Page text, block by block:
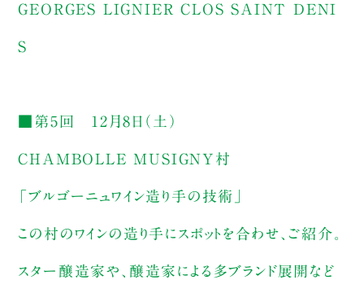
GEORGES LIGNIER CLOS SAINT DENI
S
■第5回 12月8日（土）
CHAMBOLLE MUSIGNY村
「ブルゴーニュワイン造り手の技術」
この村のワインの造り手にスポットを合わせ、ご紹介。
スター醸造家や、醸造家による多ブランド展開など